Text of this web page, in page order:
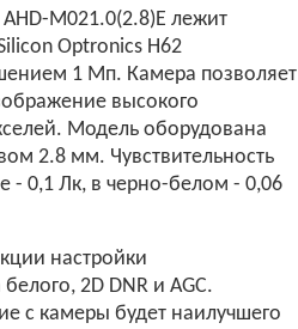
M021.0(2.8)E лежит
Optronics H62
1 Мп. Камера позволяет
высокого
Модель оборудована
2.8 мм. Чувствительность
- 0,1 Лк, в черно-белом - 0,06
настройки
2D DNR и AGC.
с камеры будет наилучшего